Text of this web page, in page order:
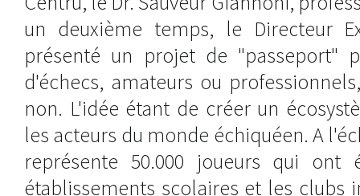
un deuxième temps, le Directeur
présenté un projet de "passeport"
d'échecs, amateurs ou
non. L'idée étant de créer un
les acteurs du monde échiquéen. A
représente 50.000 joueurs qui
établissements scolaires et les clubs